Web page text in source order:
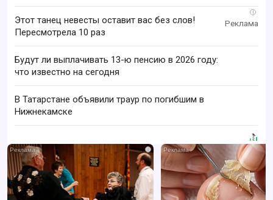
i
Этот танец невесты оставит вас без слов!
Пересмотрела 10 раз
Будут ли выплачивать 13-ю пенсию в 2026 году:
что известно на сегодня
В Татарстане объявили траур по погибшим в
Нижнекамске
i